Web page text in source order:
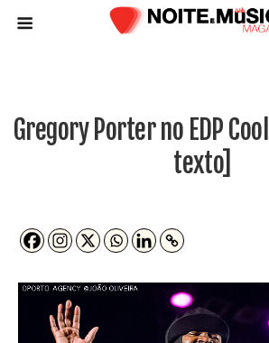
Gregory Porter no EDP
texto]